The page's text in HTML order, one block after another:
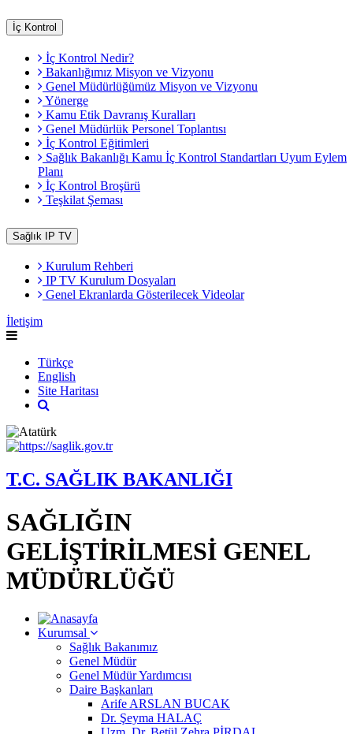
İç Kontrol
İç Kontrol Nedir?
Bakanlığımız Misyon ve Vizyonu
Genel Müdürlüğümüz Misyon ve Vizyonu
Yönerge
Kamu Etik Davranış Kuralları
Genel Müdürlük Personel Toplantısı
İç Kontrol Eğitimleri
Sağlık Bakanlığı Kamu İç Kontrol Standartları Uyum Eylem
Planı
İç Kontrol Broşürü
Teşkilat Şeması
Sağlık IP TV
Kurulum Rehberi
IP TV Kurulum Dosyaları
Genel Ekranlarda Gösterilecek Videolar
İletişim
Türkçe
English
Site Haritası
T.C. SAĞLIK BAKANLIĞI
SAĞLIĞIN
GELİŞTİRİLMESİ GENEL
MÜDÜRLÜĞÜ
Kurumsal
Sağlık Bakanımız
Genel Müdür
Genel Müdür Yardımcısı
Daire Başkanları
Arife ARSLAN BUCAK
Dr. Şeyma HALAÇ